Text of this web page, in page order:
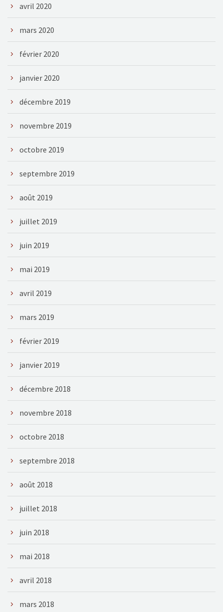
avril 2020
mars 2020
février 2020
janvier 2020
décembre 2019
novembre 2019
octobre 2019
septembre 2019
août 2019
juillet 2019
juin 2019
mai 2019
avril 2019
mars 2019
février 2019
janvier 2019
décembre 2018
novembre 2018
octobre 2018
septembre 2018
août 2018
juillet 2018
juin 2018
mai 2018
avril 2018
mars 2018